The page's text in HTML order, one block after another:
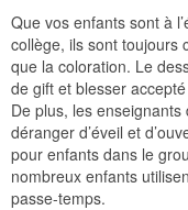
Que vos enfants sont à
collège, ils sont toujours
que la coloration. Le
de gift et blesser
De plus, les
déranger d’éveil et
pour enfants dans le
nombreux enfants
passe-temps.